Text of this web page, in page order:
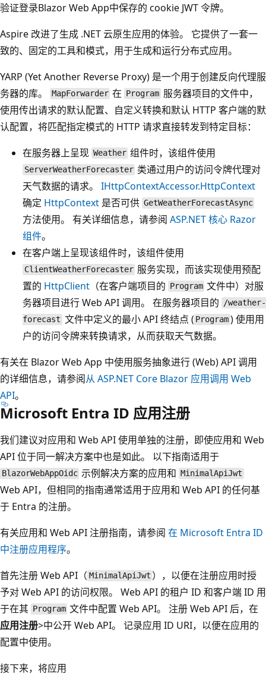
验证登录Blazor Web App中保存的 cookie JWT 令牌。
Aspire 改进了生成 .NET 云原生应用的体验。 它提供了一套一
致的、固定的工具和模式，用于生成和运行分布式应用。
YARP (Yet Another Reverse Proxy) 是一个用于创建反向代理服
务器的库。
MapForwarder 在 Program 服务器项目的文件中，
使用传出请求的默认配置、自定义转换和默认 HTTP 客户端的默
认配置，将匹配指定模式的 HTTP 请求直接转发到特定目标：
在服务器上呈现 Weather 组件时，该组件使用
ServerWeatherForecaster 类通过用户的访问令牌代理对
天气数据的请求。 IHttpContextAccessor.HttpContext
确定 HttpContext 是否可供 GetWeatherForecastAsync
方法使用。 有关详细信息，请参阅 ASP.NET 核心 Razor
组件。
在客户端上呈现该组件时，该组件使用
ClientWeatherForecaster 服务实现，而该实现使用预配
置的 HttpClient （在客户端项目的 Program 文件中）对服
务器项目进行 Web API 调用。 在服务器项目的 /weather-
forecast 文件中定义的最小 API 终结点 ( Program) 使用用
户的访问令牌来转换请求，从而获取天气数据。
有关在 Blazor Web App 中使用服务抽象进行 (Web) API 调用
的详细信息，请参阅从 ASP.NET Core Blazor 应用调用 Web
API。
Microsoft Entra ID 应用注册
我们建议对应用和 Web API 使用单独的注册，即使应用和 Web
API 位于同一解决方案中也是如此。 以下指南适用于
BlazorWebAppOidc 示例解决方案的应用和 MinimalApiJwt
Web API，但相同的指南通常适用于应用和 Web API 的任何基
于 Entra 的注册。
有关应用和 Web API 注册指南，请参阅 在 Microsoft Entra ID
中注册应用程序。
首先注册 Web API（ MinimalApiJwt ），以便在注册应用时授
予对 Web API 的访问权限。 Web API 的租户 ID 和客户端 ID 用
于在其 Program 文件中配置 Web API。 注册 Web API 后，在
应用注册>中公开 Web API。 记录应用 ID URI，以便在应用的
配置中使用。
接下来，将应用